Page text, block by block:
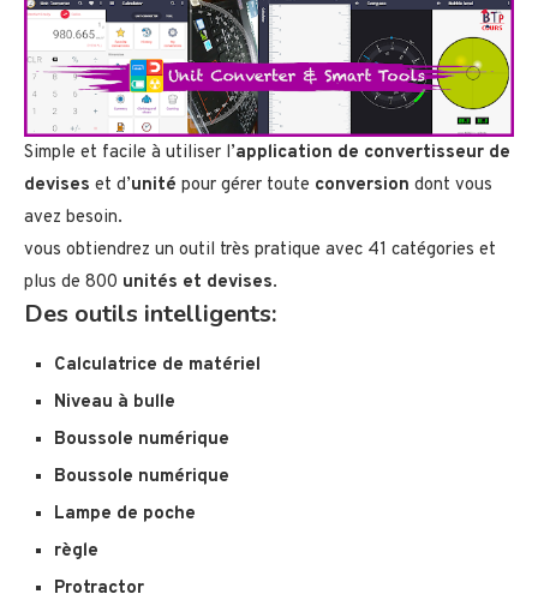
Simple et facile à utiliser l’application de convertisseur de
devises et d’unité pour gérer toute conversion dont vous
avez besoin.
vous obtiendrez un outil très pratique avec 41 catégories et
plus de 800 unités et devises.
Des outils intelligents:
Calculatrice de matériel
Niveau à bulle
Boussole numérique
Boussole numérique
Lampe de poche
règle
Protractor